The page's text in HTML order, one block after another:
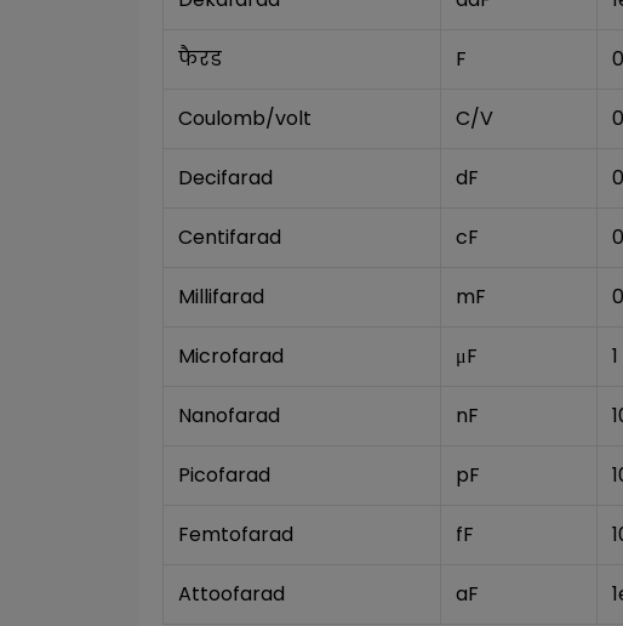
फैरड F
Coulomb/volt C/V
Decifarad dF
Centifarad cF
Millifarad mF
Microfarad μF 1
Nanofarad nF
Picofarad pF
Femtofarad fF
Attoofarad aF